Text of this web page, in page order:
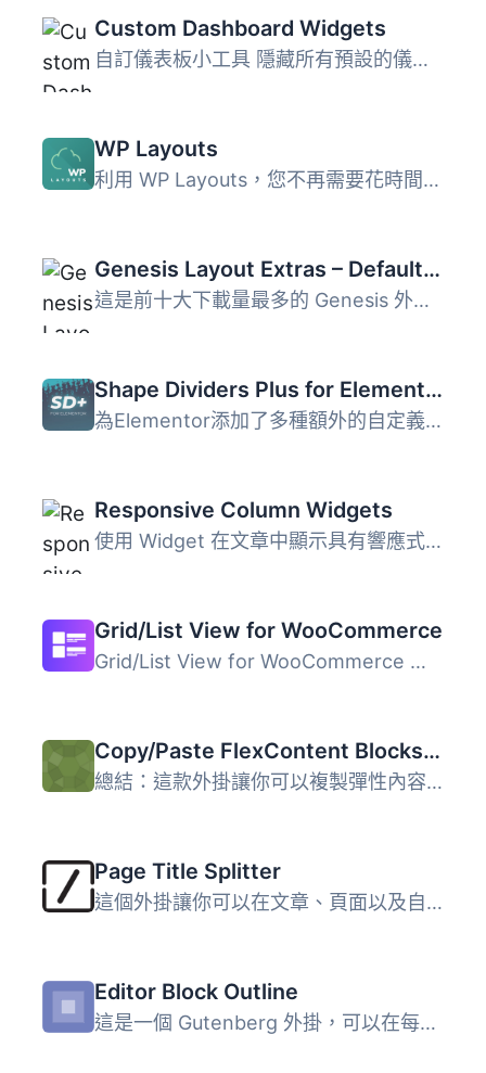
Custom Dashboard Widgets
自訂儀表板小工具 隱藏所有預設的儀表板小工具，並新增一個自...
WP Layouts
利用 WP Layouts，您不再需要花時間在硬碟或雲端導入、導出、...
Genesis Layout Extras – Default Layouts in Genesis for WordPress
這是前十大下載量最多的 Genesis 外掛之一🙂非常感謝！ 👉 在...
Shape Dividers Plus for Elementor
為Elementor添加了多種額外的自定義形狀分隔符選項。
Responsive Column Widgets
使用 Widget 在文章中顯示具有響應式欄位 您想要將 Widget 水...
Grid/List View for WooCommerce
Grid/List View for WooCommerce 是一款簡單的 WooCommerce ...
Copy/Paste FlexContent Blocks for ACF
總結：這款外掛讓你可以複製彈性內容區塊（佈局）到另一個頁...
Page Title Splitter
這個外掛讓你可以在文章、頁面以及自定義文章類型的標題上設...
Editor Block Outline
這是一個 Gutenberg 外掛，可以在每個區塊周圍添加大綱。大綱...